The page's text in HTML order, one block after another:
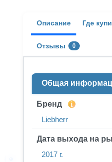
Описание Где
Отзывы 0
Общая
Бренд
Liebherr
Дата выхода на
2017 г.